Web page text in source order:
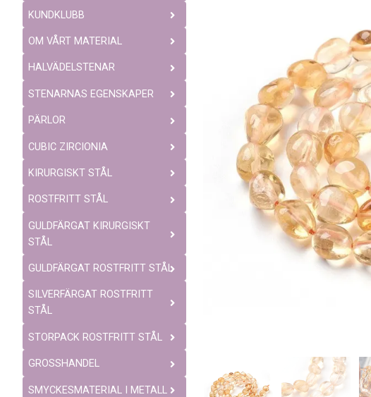
KUNDKLUBB
OM VÅRT MATERIAL
HALVÄDELSTENAR
STENARNAS EGENSKAPER
PÄRLOR
CUBIC ZIRCIONIA
KIRURGISKT STÅL
ROSTFRITT STÅL
GULDFÄRGAT KIRURGISKT
STÅL
GULDFÄRGAT ROSTFRITT STÅL
SILVERFÄRGAT ROSTFRITT
STÅL
STORPACK ROSTFRITT STÅL
GROSSHANDEL
SMYCKESMATERIAL I METALL